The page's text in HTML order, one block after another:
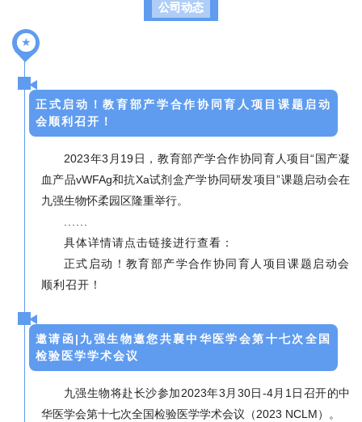
公司动态
★
正式启动！教育部产学合作协同育人项目课题启动
会顺利召开！
2023年3月19日，教育部产学合作协同育人项目“国产凝
血产品vWFAg和抗Xa试剂盒产学协同研发项目”课题启动会在
九强生物怀柔园区隆重举行。
具体详情请点击链接进行查看：
正式启动！教育部产学合作协同育人项目课题启动会
顺利召开！
邀请函|九强生物邀您共襄中华医学会第十七次全国
检验医学学术会议
九强生物将赴长沙参加2023年3月30日-4月1日召开的中
华医学会第十七次全国检验医学学术会议（2023 NCLM）。